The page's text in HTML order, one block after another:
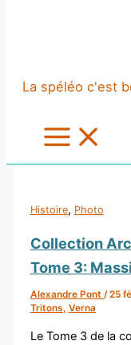
La spéléo c'est
Histoire, Photo
Collection
Tome 3:
Alexandre Pont /25
Tritons, Verna
Le Tome 3 de la